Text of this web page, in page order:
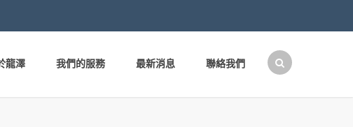
龍澤 我們的服務 最新消息 聯絡我們